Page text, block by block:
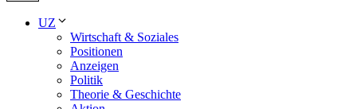
UZ
Wirtschaft & Soziales
Positionen
Anzeigen
Politik
Theorie & Geschichte